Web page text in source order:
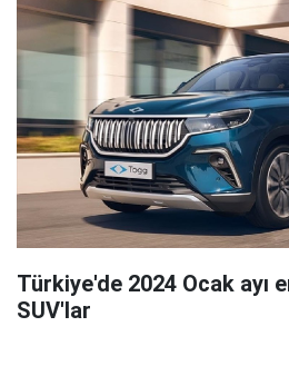
Türkiye'de 2024 Ocak ayı
SUV'lar